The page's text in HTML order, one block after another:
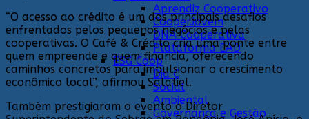
Aprendiz Cooperativo
CooperJovem
DNA Cooperativa
Plataforma EAD
ESG Coop
Dia C
Social
Ambiental
Governança e Gestão
“O acesso ao crédito é um dos principais desafios
enfrentados pelos pequenos negócios e pelas
cooperativas. O Café & Crédito cria uma ponte entre
quem empreende e quem financia, oferecendo
caminhos concretos para impulsionar o crescimento
econômico local”, afirmou Salatiel.
Também prestigiaram o evento o Diretor